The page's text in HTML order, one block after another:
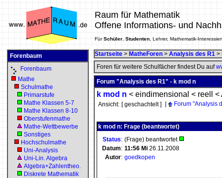
Raum für Mathematik
Offene Informations- und
FürSchüler Studenten , Lehrer, Mathematik-
Forenbaum
Forenbaum
Mathe
Schulmathe
Primarstufe
Mathe Klassen 5-7
Mathe Klassen 8-10
Oberstufenmathe
Mathe-Wettbewerbe
Sonstiges
Hochschulmathe
Uni-Analysis
Uni-Lin. Algebra
Algebra+Zahlentheo.
Diskrete Mathematik
Startseite > MatheForen > Analysis des R1 >
Foren für weitere Schulfächer findest Du auf
Forum "Analysis des R1" - k mod n
k mod n < eindimensional < reell <
Ansicht: [ geschachtelt ] Forum "Analysis
k mod n: Frage (beantwortet)
Status: (Frage) beantwortet
Datum: 11:56 Mi 26.11.2008
Autor: goedkopen